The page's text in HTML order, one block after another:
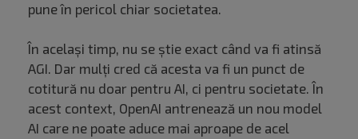
pune în pericol chiar societatea.
În același timp, nu se știe exact când va fi atinsă
AGI. Dar mulți cred că acesta va fi un punct de
cotitură nu doar pentru AI, ci pentru societate. În
acest context, OpenAI antrenează un nou model
AI care ne poate aduce mai aproape de acel